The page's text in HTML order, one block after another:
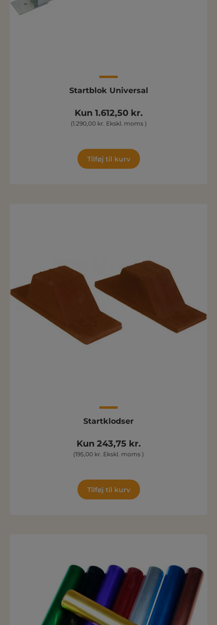
Startblok Universal
Kun 1.612,50 kr.
(1.290,00 kr. Ekskl. moms )
Tilføj til kurv
Startklodser
Kun 243,75 kr.
(195,00 kr. Ekskl. moms )
Tilføj til kurv